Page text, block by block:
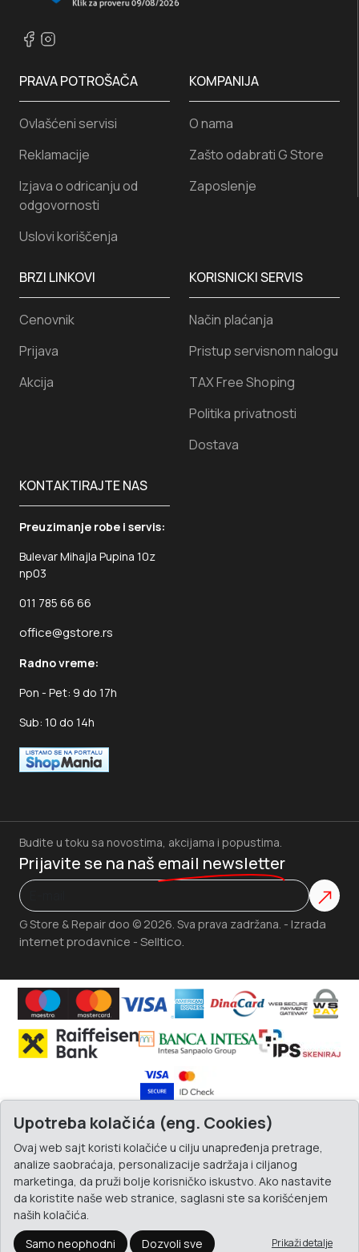
KORISNICKI SERVIS
Način plaćanja
Pristup servisnom nalogu
TAX Free Shoping
Politika privatnosti
Dostava
PRAVA POTROŠAČA
Ovlašćeni servisi
Reklamacije
Izjava o odricanju od
odgovornosti
Uslovi koriščenja
KONTAKTIRAJTE NAS
Preuzimanje robe i servis:
Bulevar Mihajla Pupina 10z
np03
011 785 66 66
office@gstore.rs
Radno vreme:
Pon - Pet: 9 do 17h
Sub: 10 do 14h
KOMPANIJA
O nama
Zašto odabrati G Store
Zaposlenje
BRZI LINKOVI
Cenovnik
Prijava
Akcija
G Store & Repair doo © 2026. Sva prava zadržana. - Izrada
internet prodavnice - Selltico.
Budite u toku sa novostima, akcijama i popustima.
Prijavite se na naš email newsletter
Upotreba kolačića (eng. Cookies)
Ovaj web sajt koristi kolačiće u cilju unapređenja pretrage,
analize saobraćaja, personalizacije sadržaja i ciljanog
marketinga, da pruži bolje korisničko iskustvo. Ako nastavite
da koristite naše web stranice, saglasni ste sa korišćenjem
naših kolačića.
Samo neophodni
Dozvoli sve Prikaži detalje